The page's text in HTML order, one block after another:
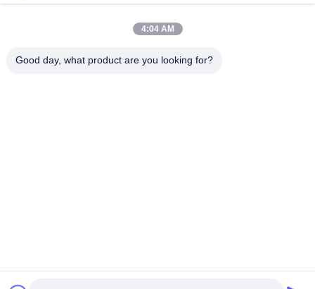
ชั้น 4 อาคาร 4 โซนอุตสาหกรรมซินตัง, Baishixia, ถนนฟูยอง,
KINGWE-STAR OPTO-ELECTRONICS TECHNOLOGY CO, LTD.
4:04 AM
Good day, what product are you looking for?